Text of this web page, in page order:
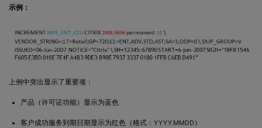
示例：
上例中突出显示了重要项：
产品（许可证功能）显示为蓝色
客户成功服务到期日期显示为红色（格式：YYYY.MMDD）